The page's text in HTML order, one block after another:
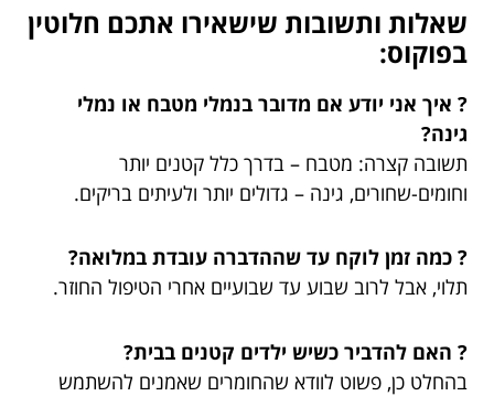
שאלות ותשובות שישאירו אתכם חלוטין
בפוקוס:
? איך אני יודע אם מדובר בנמלי מטבח או נמלי
גינה?
תשובה קצרה: מטבח – בדרך כלל קטנים יותר
וחומים-שחורים, גינה – גדולים יותר ולעיתים בריקים.
? כמה זמן לוקח עד שההדברה עובדת במלואה?
תלוי, אבל לרוב שבוע עד שבועיים אחרי הטיפול החוזר.
? האם להדביר כשיש ילדים קטנים בבית?
בהחלט כן, פשוט לוודא שהחומרים שאמנים להשתמש